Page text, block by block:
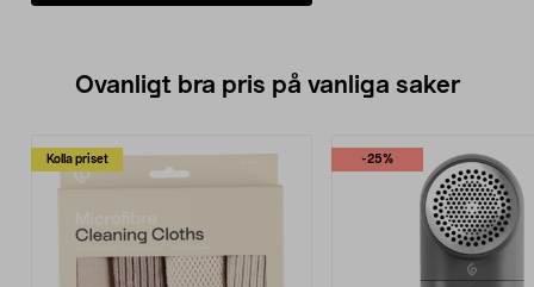
Ovanligt bra pris på vanliga saker
Kolla priset -25%